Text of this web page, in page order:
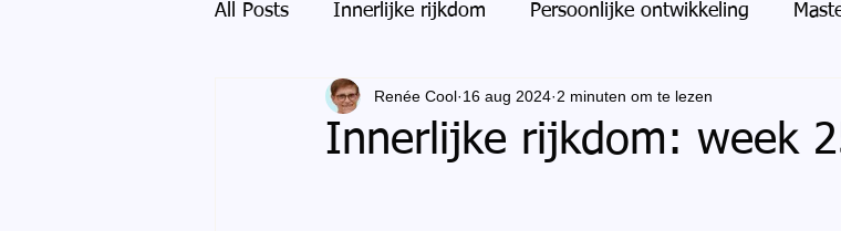
All Posts Innerlijke rijkdom Persoonlijke ontwikkeling
Innerlijke rijkdom: week
Renée Cool 16 aug 2024 2 minuten om te lezen